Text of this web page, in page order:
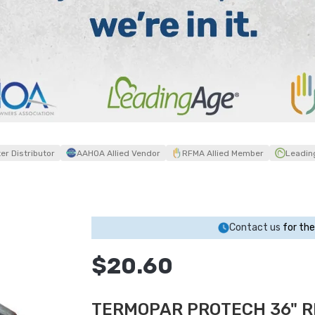
Distributor AAHOA Allied Vendor RFMA Allied Member
Contact us for
$20.60
TERMOPAR PROTECH 36"